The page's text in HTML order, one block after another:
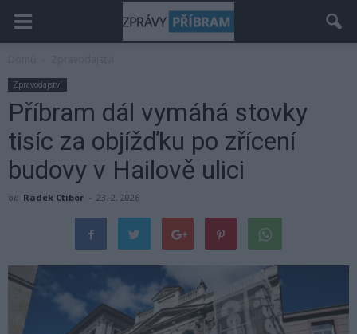
Zpravodajství
Příbram dál vymáhá stovky
tisíc za objížďku po zřícení
budovy v Hailově ulici
od Radek Ctibor - 23. 2. 2026